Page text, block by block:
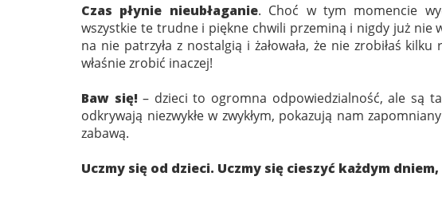
Czas płynie nieubłaganie. Choć w tym momencie
wszystkie te trudne i piękne chwili przeminą i nigdy już nie
na nie patrzyła z nostalgią i żałowała, że nie zrobiłaś
właśnie zrobić inaczej!
Baw się!– dzieci to ogromna odpowiedzialność, ale są
odkrywają niezwykłe w zwykłym, pokazują nam
zabawą.
Uczmy się od dzieci. Uczmy się cieszyć każdym